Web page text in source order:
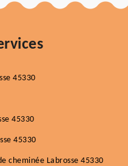
45330
45330
45330
cheminée Labrosse 45330